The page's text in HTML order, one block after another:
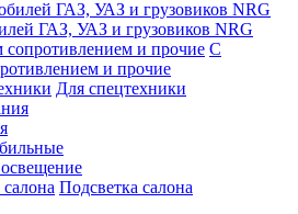
ГАЗ, УАЗ и грузовиков NRG
С
и прочие
Для спецтехники
Подсветка салона